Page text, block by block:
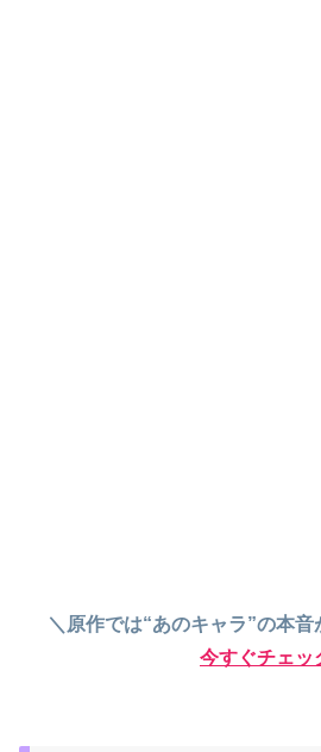
＼原作では“あのキャラ”の本
今すぐチェッ